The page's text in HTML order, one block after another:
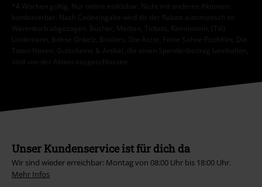
*4 Wochen gültig. Nur online einlösbar. Nicht mit anderen Aktionen
kombinierbar. Nach Codeeingabe wird dir der Rabatt automatisch im
Warenkorb abgezogen. Bücher, Medien, Tickets, Rammstein, (Till)
Lindemann, Böhse Onkelz, Broilers, Die Ärzte, Feine Sahne Fischfilet, Die
Toten Hosen, Gutscheine & Artikel, die einen Spendenbeitrag beinhalten,
sind von der Aktion ausgeschlossen.
Unser Kundenservice ist für dich da
Wir sind wieder erreichbar: Montag von 08:00 Uhr bis 18:00 Uhr.
Mehr Infos